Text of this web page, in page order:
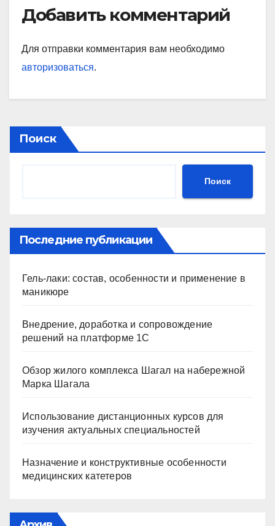
Добавить комментарий
Для отправки комментария вам необходимо
авторизоваться.
Поиск
Поиск
Последние публикации
Гель-лаки: состав, особенности и применение в
маникюре
Внедрение, доработка и сопровождение
решений на платформе 1С
Обзор жилого комплекса Шагал на набережной
Марка Шагала
Использование дистанционных курсов для
изучения актуальных специальностей
Назначение и конструктивные особенности
медицинских катетеров